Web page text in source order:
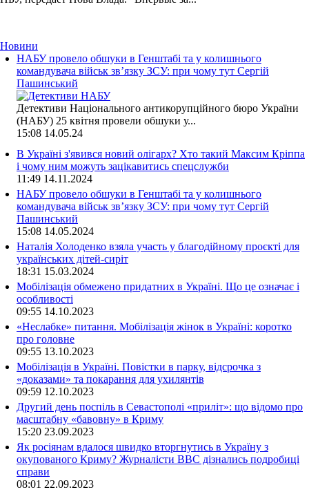
Новини
НАБУ провело обшуки в Генштабі та у колишнього
командувача військ зв’язку ЗСУ: при чому тут Сергій
Пашинський
Детективи Національного антикорупційного бюро України
(НАБУ) 25 квітня провели обшуки у...
15:08 14.05.24
В Україні з'явився новий олігарх? Хто такий Максим Кріппа
і чому ним можуть зацікавитись спецслужби
11:49 14.11.2024
НАБУ провело обшуки в Генштабі та у колишнього
командувача військ зв’язку ЗСУ: при чому тут Сергій
Пашинський
15:08 14.05.2024
Наталія Холоденко взяла участь у благодійному проєкті для
українських дітей-сиріт
18:31 15.03.2024
Мобілізація обмежено придатних в Україні. Що це означає і
особливості
09:55 14.10.2023
«Неслабке» питання. Мобілізація жінок в Україні: коротко
про головне
09:55 13.10.2023
Мобілізація в Україні. Повістки в парку, відсрочка з
«доказами» та покарання для ухилянтів
09:59 12.10.2023
Другий день поспіль в Севастополі «приліт»: що відомо про
масштабну «бавовну» в Криму
15:20 23.09.2023
Як росіянам вдалося швидко вторгнутись в Україну з
окупованого Криму? Журналісти ВВС дізнались подробиці
справи
08:01 22.09.2023